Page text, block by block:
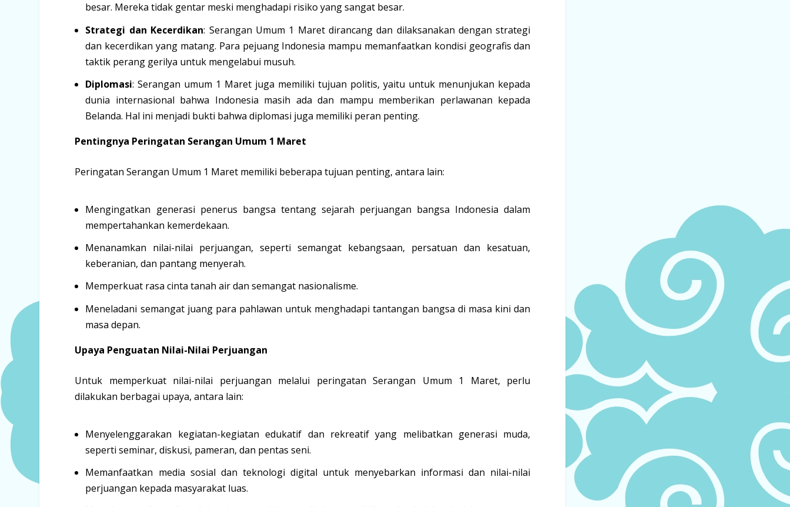
besar. Mereka tidak gentar meski menghadapi risiko yang sangat besar.
Strategi dan Kecerdikan: Serangan Umum 1 Maret dirancang dan dilaksanakan dengan strategi
dan kecerdikan yang matang. Para pejuang Indonesia mampu memanfaatkan kondisi geografis dan
taktik perang gerilya untuk mengelabui musuh.
Diplomasi: Serangan umum 1 Maret juga memiliki tujuan politis, yaitu untuk menunjukan kepada
dunia internasional bahwa Indonesia masih ada dan mampu memberikan perlawanan kepada
Belanda. Hal ini menjadi bukti bahwa diplomasi juga memiliki peran penting.
Pentingnya Peringatan Serangan Umum 1 Maret
Peringatan Serangan Umum 1 Maret memiliki beberapa tujuan penting, antara lain:
Mengingatkan generasi penerus bangsa tentang sejarah perjuangan bangsa Indonesia dalam
mempertahankan kemerdekaan.
Menanamkan nilai-nilai perjuangan, seperti semangat kebangsaan, persatuan dan kesatuan,
keberanian, dan pantang menyerah.
Memperkuat rasa cinta tanah air dan semangat nasionalisme.
Meneladani semangat juang para pahlawan untuk menghadapi tantangan bangsa di masa kini dan
masa depan.
Upaya Penguatan Nilai-Nilai Perjuangan
Untuk memperkuat nilai-nilai perjuangan melalui peringatan Serangan Umum 1 Maret, perlu
dilakukan berbagai upaya, antara lain:
Menyelenggarakan kegiatan-kegiatan edukatif dan rekreatif yang melibatkan generasi muda,
seperti seminar, diskusi, pameran, dan pentas seni.
Memanfaatkan media sosial dan teknologi digital untuk menyebarkan informasi dan nilai-nilai
perjuangan kepada masyarakat luas.